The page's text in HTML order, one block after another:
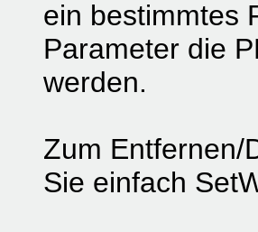
ein bestimmtes
Parameter die
werden.
Zum Entfernen/
Sie einfach